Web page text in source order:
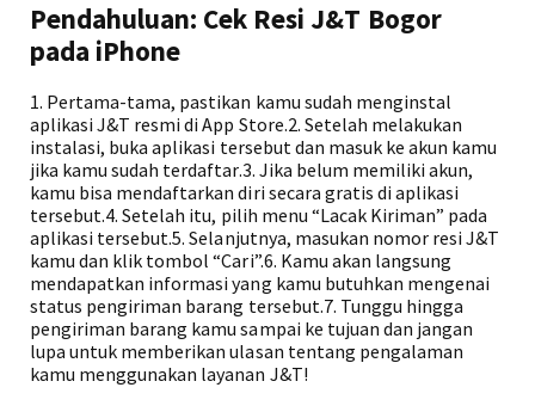
Pendahuluan: Cek Resi J&T Bogor
pada iPhone
1. Pertama-tama, pastikan kamu sudah menginstal
aplikasi J&T resmi di App Store.2. Setelah melakukan
instalasi, buka aplikasi tersebut dan masuk ke akun kamu
jika kamu sudah terdaftar.3. Jika belum memiliki akun,
kamu bisa mendaftarkan diri secara gratis di aplikasi
tersebut.4. Setelah itu, pilih menu “Lacak Kiriman” pada
aplikasi tersebut.5. Selanjutnya, masukan nomor resi J&T
kamu dan klik tombol “Cari”.6. Kamu akan langsung
mendapatkan informasi yang kamu butuhkan mengenai
status pengiriman barang tersebut.7. Tunggu hingga
pengiriman barang kamu sampai ke tujuan dan jangan
lupa untuk memberikan ulasan tentang pengalaman
kamu menggunakan layanan J&T!